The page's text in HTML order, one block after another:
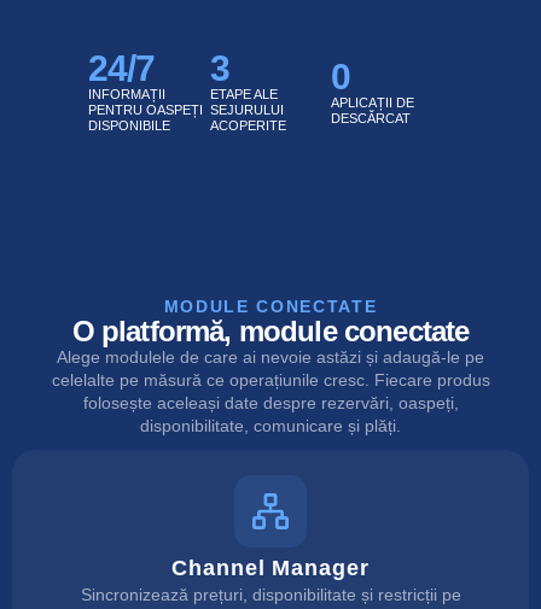
INFORMAȚII
PENTRU OASPEȚI
DISPONIBILE
24/7
ETAPE ALE
SEJURULUI
ACOPERITE
3
APLICAȚII DE
DESCĂRCAT
0
MODULE CONECTATE
O platformă, module conectate
Alege modulele de care ai nevoie astăzi și adaugă-le pe
celelalte pe măsură ce operațiunile cresc. Fiecare produs
folosește aceleași date despre rezervări, oaspeți,
disponibilitate, comunicare și plăți.
Channel Manager
Sincronizează prețuri, disponibilitate și restricții pe